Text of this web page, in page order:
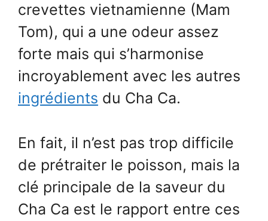
crevettes vietnamienne (Mam
Tom), qui a une odeur assez
forte mais qui s’harmonise
incroyablement avec les autres
ingrédients du Cha Ca.
En fait, il n’est pas trop difficile
de prétraiter le poisson, mais la
clé principale de la saveur du
Cha Ca est le rapport entre ces